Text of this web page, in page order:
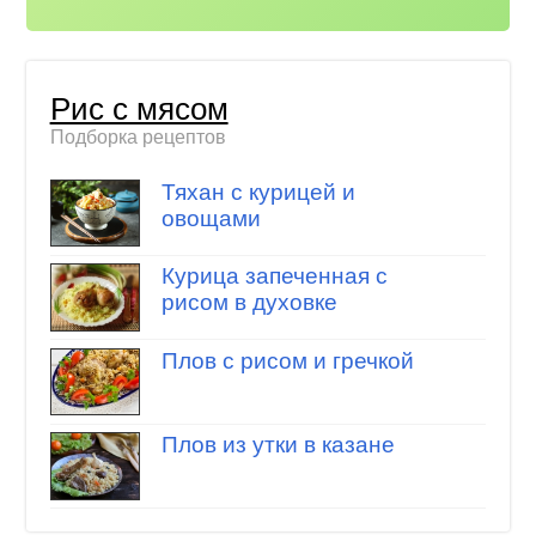
Рис с мясом
Подборка рецептов
Тяхан с курицей и
овощами
Курица запеченная с
рисом в духовке
Плов с рисом и гречкой
Плов из утки в казане